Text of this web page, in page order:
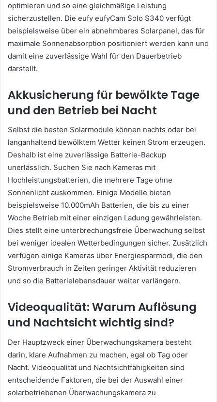
optimieren und so eine gleichmäßige Leistung
sicherzustellen. Die eufy eufyCam Solo S340 verfügt
beispielsweise über ein abnehmbares Solarpanel, das für
maximale Sonnenabsorption positioniert werden kann und
damit eine zuverlässige Wahl für den Dauerbetrieb
darstellt.
Akkusicherung für bewölkte Tage
und den Betrieb bei Nacht
Selbst die besten Solarmodule können nachts oder bei
langanhaltend bewölktem Wetter keinen Strom erzeugen.
Deshalb ist eine zuverlässige Batterie-Backup
unerlässlich. Suchen Sie nach Kameras mit
Hochleistungsbatterien, die mehrere Tage ohne
Sonnenlicht auskommen. Einige Modelle bieten
beispielsweise 10.000mAh Batterien, die bis zu einer
Woche Betrieb mit einer einzigen Ladung gewährleisten.
Dies stellt eine unterbrechungsfreie Überwachung selbst
bei weniger idealen Wetterbedingungen sicher. Zusätzlich
verfügen einige Kameras über Energiesparmodi, die den
Stromverbrauch in Zeiten geringer Aktivität reduzieren
und so die Batterielebensdauer weiter verlängern.
Videoqualität: Warum Auflösung
und Nachtsicht wichtig sind?
Der Hauptzweck einer Überwachungskamera besteht
darin, klare Aufnahmen zu machen, egal ob Tag oder
Nacht. Videoqualität und Nachtsichtfähigkeiten sind
entscheidende Faktoren, die bei der Auswahl einer
solarbetriebenen Überwachungskamera zu